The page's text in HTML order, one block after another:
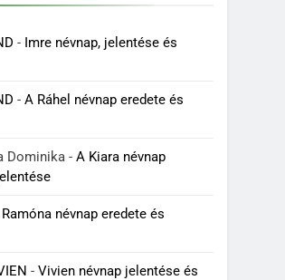
- Imre névnap, jelentése és
-A Ráhel névnap eredete és
Dominika -A Kiara névnap
névnap eredete és
-Vivien névnap jelentése és